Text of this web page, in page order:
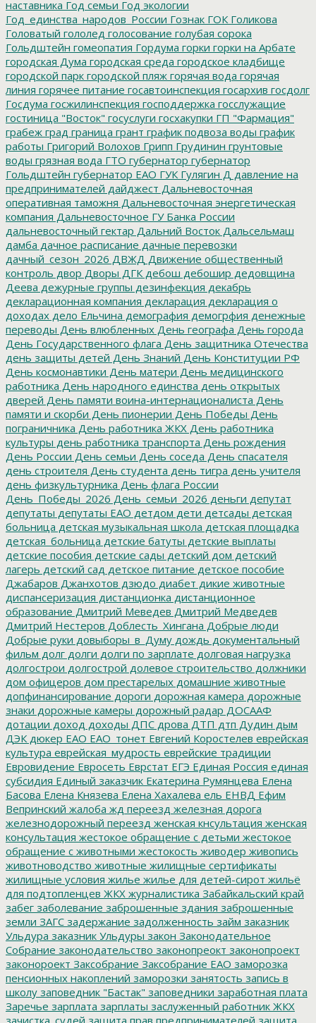
наставника Год семьи Год экологии
Год_единства_народов_России Гознак ГОК Голикова
Головатый гололед голосование голубая сорока
Гольдштейн гомеопатия Гордума горки горки на Арбате
городская Дума городская среда городское кладбище
городской парк городской пляж горячая вода горячая
линия горячее питание госавтоинспекция госархив госдолг
Госдума госжилинспекция господдержка госслужащие
гостиница "Восток" госуслуги госхакупки ГП "Фармация"
грабеж град граница грант график подвоза воды график
работы Григорий Волохов Грипп Грудинин грунтовые
воды грязная вода ГТО губернатор губернатор
Гольдштейн губернатор ЕАО ГУК Гулягин Д давление на
предпринимателей дайджест Дальневосточная
оперативная таможня Дальневосточная энергетическая
компания Дальневосточное ГУ Банка России
дальневосточный гектар Дальний Восток Дальсельмаш
дамба дачное расписание дачные перевозки
дачный_сезон_2026 ДВЖД Движение общественный
контроль двор Дворы ДГК дебош дебошир дедовщина
Деева дежурные группы дезинфекция декабрь
декларационная компания декларация декларация о
доходах дело Ельчина демография демогрфия денежные
переводы День влюбленных День географа День города
День Государственного флага День защитника Отечества
день защиты детей День Знаний День Конституции РФ
День космонавтики День матери День медицинского
работника День народного единства день открытых
дверей День памяти воина-интернационалиста День
памяти и скорби День пионерии День Победы День
пограничника День работника ЖКХ День работника
культуры день работника транспорта День рождения
День России День семьи День соседа День спасателя
день строителя День студента день тигра день учителя
день физкультурника День флага России
День_Победы_2026 День_семьи_2026 деньги депутат
депутаты депутаты ЕАО детдом дети детсады детская
больница детская музыкальная школа детская площадка
детская_больница детские батуты детские выплаты
детские пособия детские сады детский дом детский
лагерь детский сад детское питание детское пособие
Джабаров Джанхотов дзюдо диабет дикие животные
диспансеризация дистанционка дистанционное
образование Дмитрий Меведев Дмитрий Медведев
Дмитрий Нестеров Доблесть_Хингана Добрые люди
Добрые руки довыборы_в_Думу дождь документальный
фильм долг долги долги по зарплате долговая нагрузка
долгострои долгострой долевое строительство должники
дом офицеров дом престарелых домашние животные
допфинансирование дороги дорожная камера дорожные
знаки дорожные камеры дорожный радар ДОСААФ
дотации доход доходы ДПС дрова ДТП дтп Дудин дым
ДЭК дюкер ЕАО ЕАО_тонет Евгений Коростелев еврейская
культура еврейская_мудрость еврейские традиции
Евровидение Евросеть Еврстат ЕГЭ Единая Россия единая
субсидия Единый заказчик Екатерина Румянцева Елена
Басова Елена Князева Елена Хахалева ель ЕНВД Ефим
Вепринский жалоба жд переезд железная дорога
железнодорожный переезд женская кнсультация женская
консультация жестокое обращение с детьми жестокое
обращение с животными жестокость живодер живопись
животноводство животные жилищные сертификаты
жилищные условия жилье жилье для детей-сирот жильё
для подтопленцев ЖКХ журналистика Забайкальский край
забег заболевание заброшенные здания заброшенные
земли ЗАГС задержание задолженность займ заказник
Ульдура заказник Ульдуры закон Законодательное
Собрание законодательство законопреокт законопроект
законороект Заксобрание Заксобрание ЕАО заморозка
пенсионных накоплений заморозки занятость запись в
школу заповедник "Бастак" заповедники заработная плата
Заречье зарплата зарплаты заслуженный работник ЖКХ
зачистка_судей защита прав предпринимателей защита